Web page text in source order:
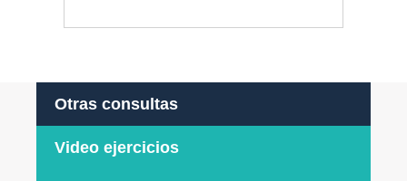
Otras consultas
Video ejercicios